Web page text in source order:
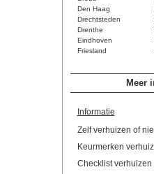
Den Haag
Drechtsteden
Drenthe
Eindhoven
Friesland
Meer
Informatie
Zelf verhuizen of
Keurmerken
Checklist verhuizen